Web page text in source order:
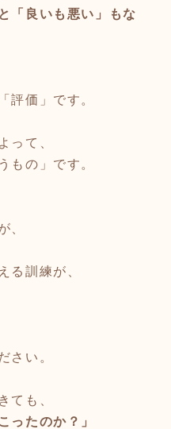
「良いも悪い」もな
評価」です。
って、
もの」です。
、
る訓練が、
さい。
ても、
ったのか？」